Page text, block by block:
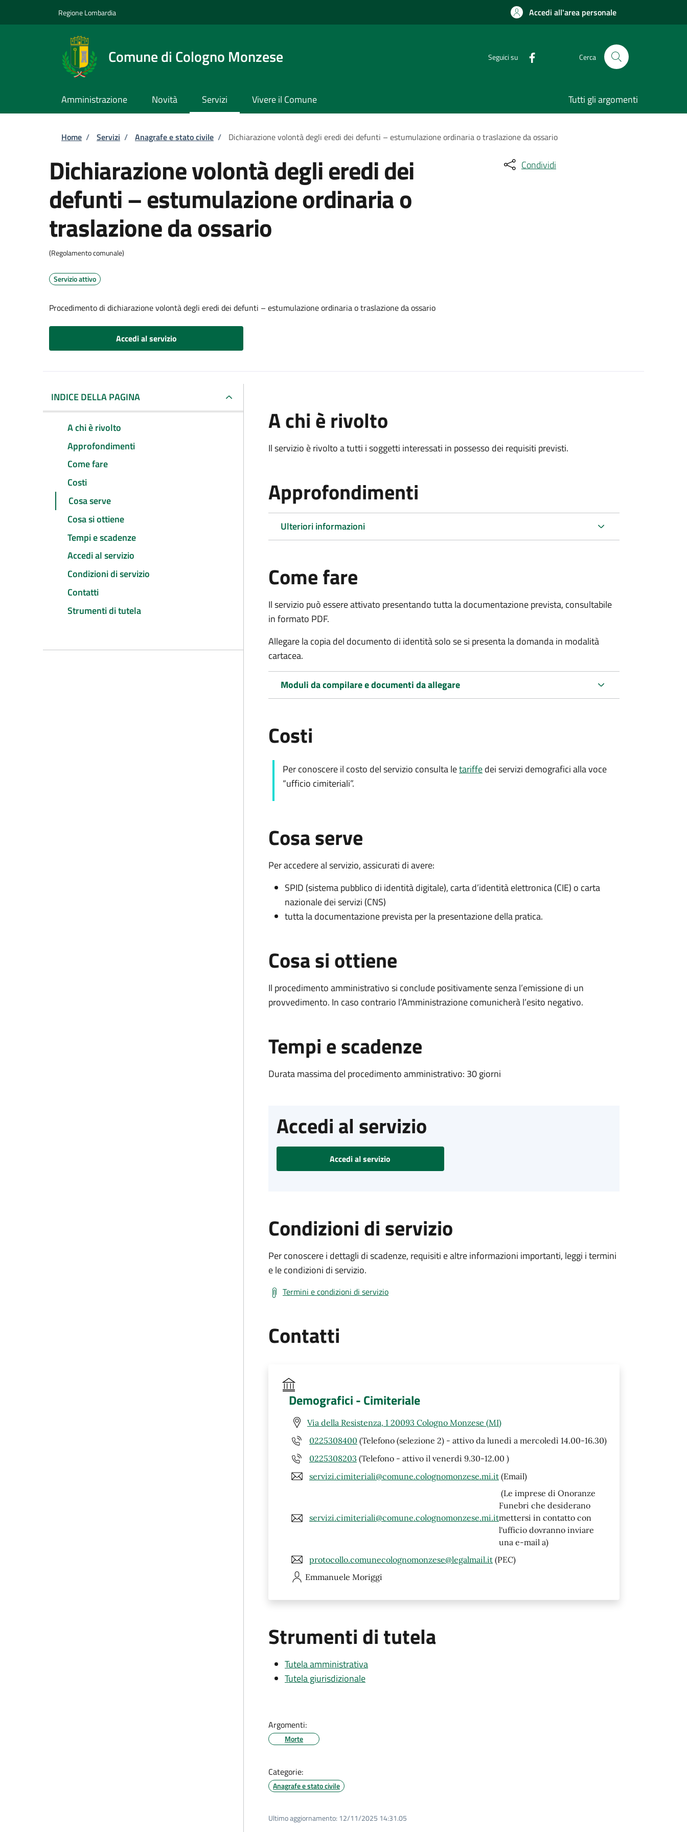
Regione Lombardia Accedi all'area personale
Comune di Cologno Monzese Seguici su Cerca
Amministrazione Novità Servizi Vivere il Comune Tutti gli argomenti
Briciole di pane
Home / Servizi / Anagrafe e stato civile / Dichiarazione volontà degli eredi dei defunti – estumulazione ordinaria o traslazione da ossario
Dichiarazione volontà degli eredi dei
defunti – estumulazione ordinaria o
traslazione da ossario
(Regolamento comunale)
Servizio attivo
Procedimento di dichiarazione volontà degli eredi dei defunti – estumulazione ordinaria o traslazione da ossario
Accedi al servizio
Condividi
INDICE DELLA PAGINA
A chi è rivolto
Approfondimenti
Come fare
Costi
Cosa serve
Cosa si ottiene
Tempi e scadenze
Accedi al servizio
Condizioni di servizio
Contatti
Strumenti di tutela
A chi è rivolto
Il servizio è rivolto a tutti i soggetti interessati in possesso dei requisiti previsti.
Approfondimenti
Ulteriori informazioni
Come fare
Il servizio può essere attivato presentando tutta la documentazione prevista, consultabile
in formato PDF.
Allegare la copia del documento di identità solo se si presenta la domanda in modalità
cartacea.
Moduli da compilare e documenti da allegare
Costi
Per conoscere il costo del servizio consulta letariffedei servizi demografici alla voce
“ufficio cimiteriali”.
Cosa serve
Per accedere al servizio, assicurati di avere:
SPID (sistema pubblico di identità digitale), carta d’identità elettronica (CIE) o carta
nazionale dei servizi (CNS)
tutta la documentazione prevista per la presentazione della pratica.
Cosa si ottiene
Il procedimento amministrativo si conclude positivamente senza l’emissione di un
provvedimento. In caso contrario l’Amministrazione comunicherà l’esito negativo.
Tempi e scadenze
Durata massima del procedimento amministrativo: 30 giorni
Accedi al servizio
Accedi al servizio
Condizioni di servizio
Per conoscere i dettagli di scadenze, requisiti e altre informazioni importanti, leggi i termini
e le condizioni di servizio.
Termini e condizioni di servizio
Contatti
Demografici - Cimiteriale
Via della Resistenza, 1 20093 Cologno Monzese (MI)
0225308400 (Telefono (selezione 2) - attivo da lunedì a mercoledì 14.00-16.30)
0225308203 (Telefono - attivo il venerdì 9.30-12.00 )
servizi.cimiteriali@comune.colognomonzese.mi.it (Email)
servizi.cimiteriali@comune.colognomonzese.mi.it
(Le imprese di Onoranze
Funebri che desiderano
mettersi in contatto con
l'ufficio dovranno inviare
una e-mail a)
protocollo.comunecolognomonzese@legalmail.it (PEC)
Emmanuele Moriggi
Strumenti di tutela
Tutela amministrativa
Tutela giurisdizionale
Argomenti:
Morte
Categorie:
Anagrafe e stato civile
Ultimo aggiornamento: 12/11/2025 14:31.05